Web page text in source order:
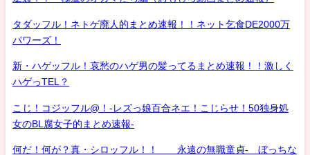
タダッフル！ネトゲ廃人的まとめ速報！！ネット乞食DE2000万
パワーズ！
新・ハゲッフル！哀愁のハゲ男の髪ってるまとめ速報！！激しく
ハゲっTEL？
こじ！コジッフル@！-レズっ娘百合ネエ！こじらせ！50独身処
女のBL腐女子的まとめ速報-
何だ！何が？真・シロッフル！！ 永遠の無職童貞- ぼっちな